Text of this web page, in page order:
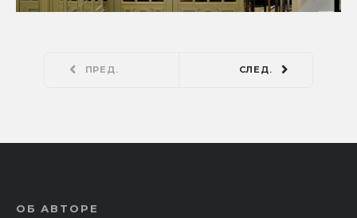
ПРЕД. СЛЕД.
ОБ АВТОРЕ